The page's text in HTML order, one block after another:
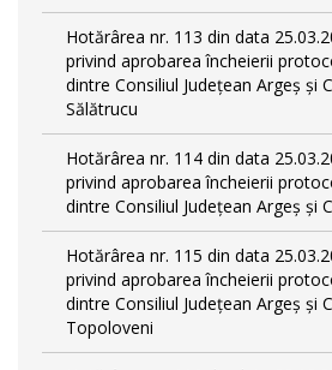
Hotărârea nr. 113 din data
privind aprobarea încheierii
dintre Consiliul Județean Argeș și
Sălătrucu
Hotărârea nr. 114 din data
privind aprobarea încheierii
dintre Consiliul Județean Argeș și
Hotărârea nr. 115 din data
privind aprobarea încheierii
dintre Consiliul Județean Argeș și
Topoloveni